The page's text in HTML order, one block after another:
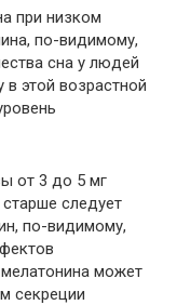
при низком
по-видимому,
сна у людей
в этой возрастной
от 3 до 5 мг
следует
по-видимому,
может
секреции